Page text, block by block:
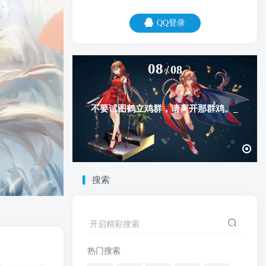
QQ登录
08 08
不要试图鹤立鸡群，请离开那群鸡。
搜索
开启精彩搜索
热门搜索